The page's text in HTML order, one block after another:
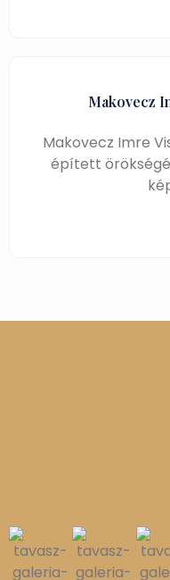
Makovecz
Makovecz Imre
épített